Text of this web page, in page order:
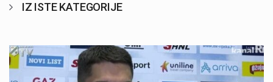
IZ ISTE KATEGORIJE